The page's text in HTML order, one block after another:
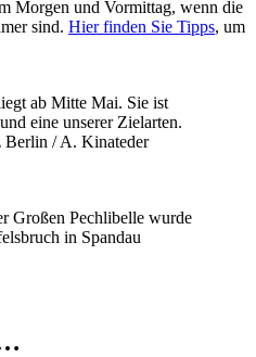
Morgen und Vormittag, wenn die
sind. Hier finden Sie Tipps, um
ab Mitte Mai. Sie ist
eine unserer Zielarten.
Berlin / A. Kinateder
Großen Pechlibelle wurde
in Spandau